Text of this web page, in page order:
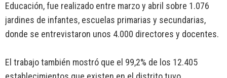
Educación, fue realizado entre marzo y abril sobre 1.076
jardines de infantes, escuelas primarias y secundarias,
donde se entrevistaron unos 4.000 directores y docentes.
El trabajo también mostró que el 99,2% de los 12.405